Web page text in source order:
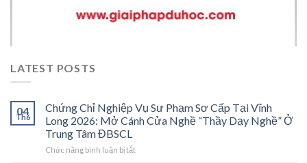
LATEST POSTS
04
Th6
Chứng Chỉ Nghiệp Vụ Sư Phạm Sơ Cấp Tại Vĩnh
Long 2026: Mở Cánh Cửa Nghề “Thầy Dạy Nghề” Ở
Trung Tâm ĐBSCL
Chức năng bình luận bị tắtở